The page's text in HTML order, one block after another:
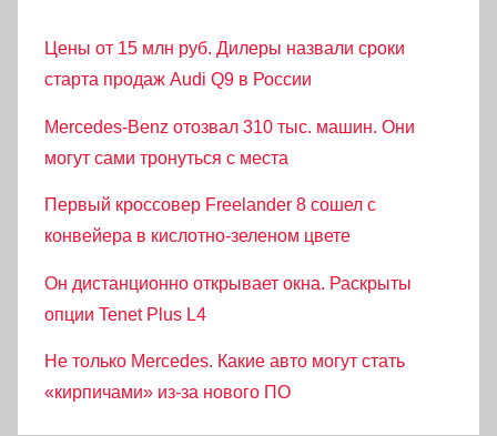
Цены от 15 млн руб. Дилеры назвали сроки
старта продаж Audi Q9 в России
Mercedes-Benz отозвал 310 тыс. машин. Они
могут сами тронуться с места
Первый кроссовер Freelander 8 сошел с
конвейера в кислотно-зеленом цвете
Он дистанционно открывает окна. Раскрыты
опции Tenet Plus L4
Не только Mercedes. Какие авто могут стать
«кирпичами» из-за нового ПО